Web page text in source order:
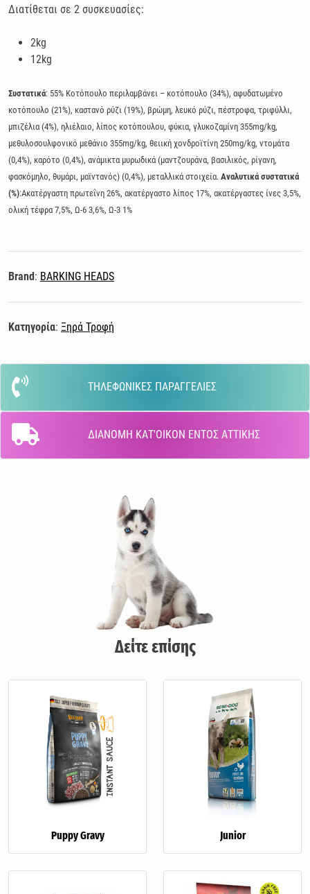
Διατίθεται σε 2 συσκευασίες:
2kg
12kg
Συστατικά: 55% Κοτόπουλο περιλαμβάνει – κοτόπουλο (34%), αφυδατωμένο
κοτόπουλο (21%), καστανό ρύζι (19%), βρώμη, λευκό ρύζι, πέστροφα, τριφύλλι,
μπιζέλια (4%), ηλιέλαιο, λίπος κοτόπουλου, φύκια, γλυκοζαμίνη 355mg/kg,
μεθυλοσουλφονικό μεθάνιο 355mg/kg, θειική χονδροϊτίνη 250mg/kg, ντομάτα
(0,4%), καρότο (0,4%), ανάμικτα μυρωδικά (μαντζουράνα, βασιλικός, ρίγανη,
φασκόμηλο, θυμάρι, μαϊντανός) (0,4%), μεταλλικά στοιχεία. Αναλυτικά συστατικά
(%):Ακατέργαστη πρωτεΐνη 26%, ακατέργαστο λίπος 17%, ακατέργαστες ίνες 3,5%,
ολική τέφρα 7,5%, Ω-6 3,6%, Ω-3 1%
Brand: BARKING HEADS
Κατηγορία: Ξηρά Τροφή
ΤΗΛΕΦΩΝΙΚΕΣ ΠΑΡΑΓΓΕΛΙΕΣ
ΔΙΑΝΟΜΗ ΚΑΤ'ΟΙΚΟΝ ΕΝΤΟΣ ΑΤΤΙΚΗΣ
Δείτε επίσης
Puppy Gravy Junior